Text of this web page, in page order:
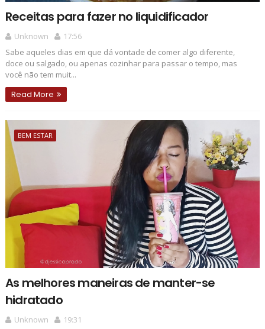
Receitas para fazer no liquidificador
Unknown
17:56
Sabe aqueles dias em que dá vontade de comer algo diferente,
doce ou salgado, ou apenas cozinhar para passar o tempo, mas
você não tem muit...
Read More
BEM ESTAR
As melhores maneiras de manter-se
hidratado
Unknown
19:31